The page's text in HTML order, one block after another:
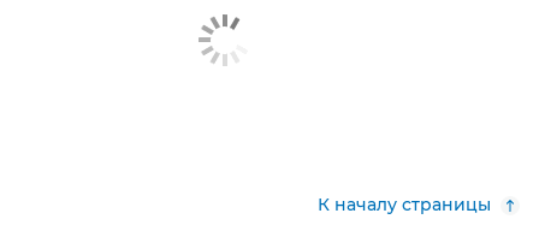
К началу страницы